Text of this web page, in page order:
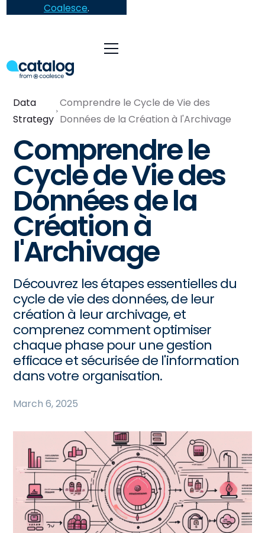
Coalesce.
Data
Strategy
Comprendre le Cycle de Vie des
Données de la Création à l'Archivage
Comprendre le
Cycle de Vie des
Données de la
Création à
l'Archivage
Découvrez les étapes essentielles du
cycle de vie des données, de leur
création à leur archivage, et
comprenez comment optimiser
chaque phase pour une gestion
efficace et sécurisée de l'information
dans votre organisation.
March 6, 2025